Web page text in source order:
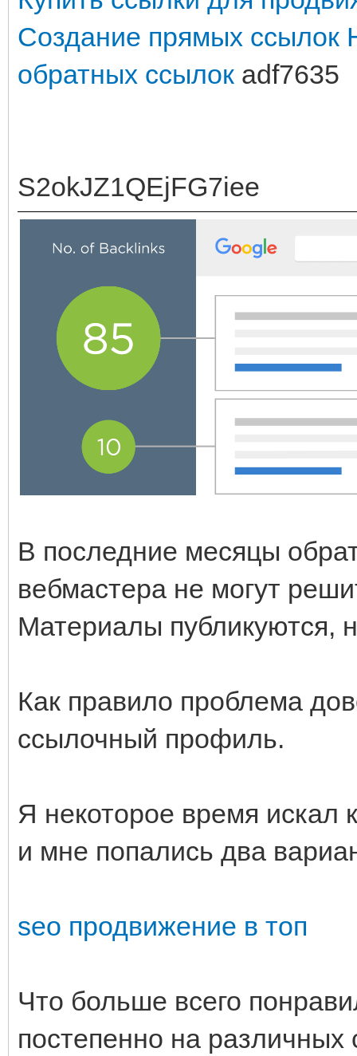
Создание прямых ссылок
обратных ссылок adf7635
S2okJZ1QEjFG7iee
В последние месяцы
вебмастера не могут
Материалы публикуются,
Как правило проблема
ссылочный профиль.
Я некоторое время искал
и мне попались два
seo продвижение в топ
Что больше всего
постепенно на различных